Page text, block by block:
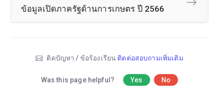
ข้อมูลเปิดภาครัฐด้านการเกษตร ปี 2566
ติดปัญหา / ข้อร้องเรียน ติดต่อสอบถามเพิ่มเติม
Was this page helpful? Yes No